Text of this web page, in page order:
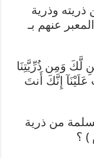
ذريته وذرية
عنهم بـ
لَّكَ وَمِن ذُرِّيَّتِنَا
إِنَّكَ أَنتَ
من ذرية
) ؟